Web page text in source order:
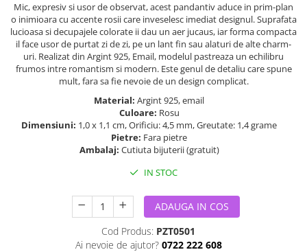
Mic, expresiv si usor de observat, acest pandantiv aduce in prim-plan
o inimioara cu accente rosii care inveselesc imediat designul. Suprafata
lucioasa si decupajele colorate ii dau un aer jucaus, iar forma compacta
il face usor de purtat zi de zi, pe un lant fin sau alaturi de alte charm-
uri. Realizat din Argint 925, Email, modelul pastreaza un echilibru
frumos intre romantism si modern. Este genul de detaliu care spune
mult, fara sa fie nevoie de un design complicat.
Material: Argint 925, email
Culoare: Rosu
Dimensiuni: 1,0 x 1,1 cm, Orificiu: 4,5 mm, Greutate: 1,4 grame
Pietre: Fara pietre
Ambalaj: Cutiuta bijuterii (gratuit)
IN STOC
ADAUGA IN COS
Cod Produs: PZT0501
Ai nevoie de ajutor? 0722 222 608